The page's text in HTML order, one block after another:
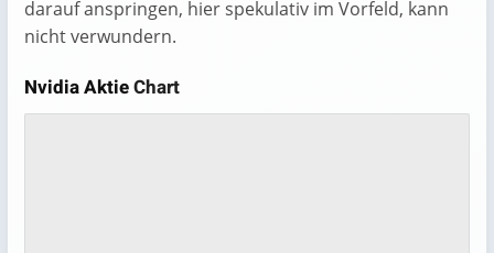
darauf anspringen, hier spekulativ im Vorfeld, kann
nicht verwundern.
Nvidia AktieChart